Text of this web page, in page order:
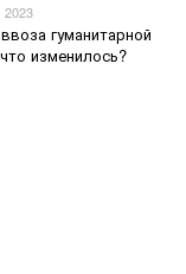
гуманитарной
изменилось?